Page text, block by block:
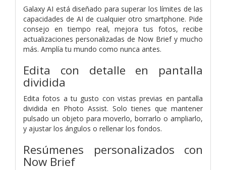
Galaxy AI está diseñado para superar los límites de las
capacidades de AI de cualquier otro smartphone. Pide
consejo en tiempo real, mejora tus fotos, recibe
actualizaciones personalizadas de Now Brief y mucho
más. Amplía tu mundo como nunca antes.
Edita con detalle en pantalla
dividida
Edita fotos a tu gusto con vistas previas en pantalla
dividida en Photo Assist. Solo tienes que mantener
pulsado un objeto para moverlo, borrarlo o ampliarlo,
y ajustar los ángulos o rellenar los fondos.
Resúmenes personalizados con
Now Brief